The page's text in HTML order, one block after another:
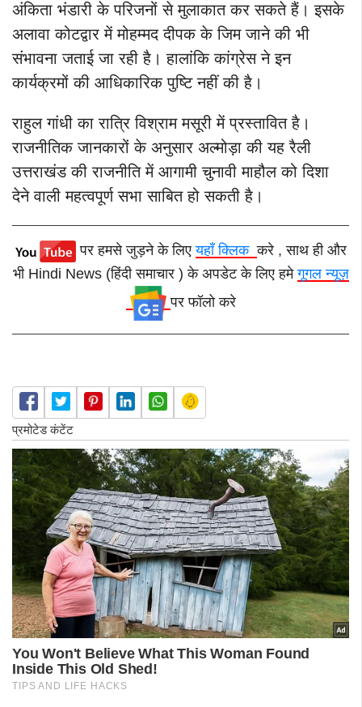
अंकिता भंडारी के परिजनों से मुलाकात कर सकते हैं। इसके
अलावा कोटद्वार में मोहम्मद दीपक के जिम जाने की भी
संभावना जताई जा रही है। हालांकि कांग्रेस ने इन
कार्यक्रमों की आधिकारिक पुष्टि नहीं की है।
राहुल गांधी का रात्रि विश्राम मसूरी में प्रस्तावित है।
राजनीतिक जानकारों के अनुसार अल्मोड़ा की यह रैली
उत्तराखंड की राजनीति में आगामी चुनावी माहौल को दिशा
देने वाली महत्वपूर्ण सभा साबित हो सकती है।
पर हमसे जुड़ने के लिएयहाँ क्लिककरे , साथ ही और
भी Hindi News (हिंदी समाचार ) के अपडेट के लिए हमेगूगल न्यूज़
पर फॉलो करे